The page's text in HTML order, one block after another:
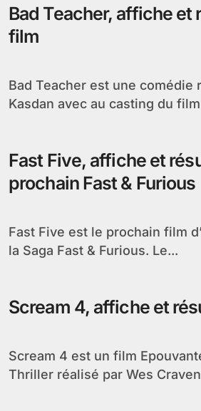
Bad Teacher, affiche et
film
Bad Teacher est une comédie réalisée par Jake
Kasdan avec au casting du
Fast Five, affiche et
prochain Fast & Furious
Fast Five est le prochain film d’action course de
la Saga Fast & Furious. Le...
Scream 4, affiche et
Scream 4 est un film Epouvante-horreur ,
Thriller réalisé par Wes